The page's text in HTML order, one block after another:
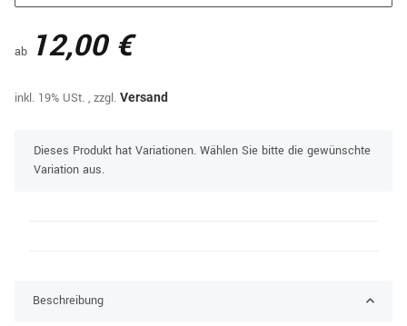
ab 12,00 €
inkl. 19% USt. , zzgl. Versand
xDieses Produkt hat Variationen. Wählen Sie bitte die gewünschte
Variation aus.
Beschreibung